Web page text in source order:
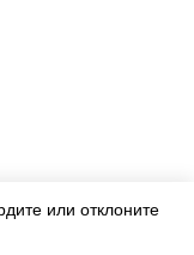
или отклоните